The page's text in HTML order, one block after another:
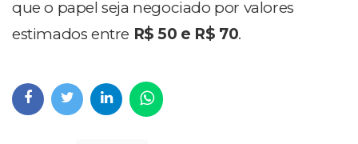
que o papel seja negociado por valores
estimados entre R$ 50 e R$ 70.